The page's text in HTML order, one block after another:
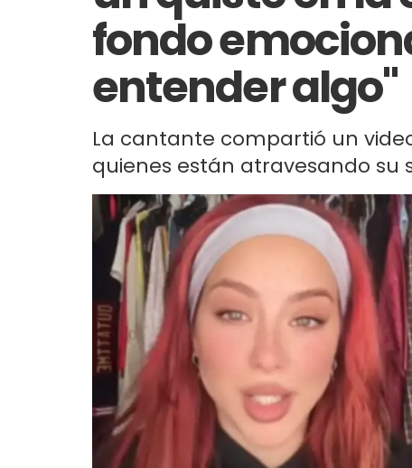
fondo
entender algo"
La cantante compartió un
quienes están atravesando su